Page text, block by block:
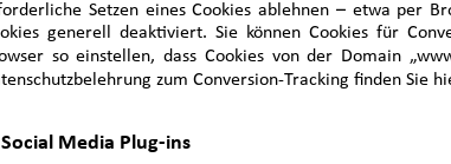
Setzen eines Cookies ablehnen – etwa per
generell deaktiviert. Sie können Cookies für
so einstellen, dass Cookies von der Domain
zum Conversion-Tracking finden Sie
Media Plug-ins